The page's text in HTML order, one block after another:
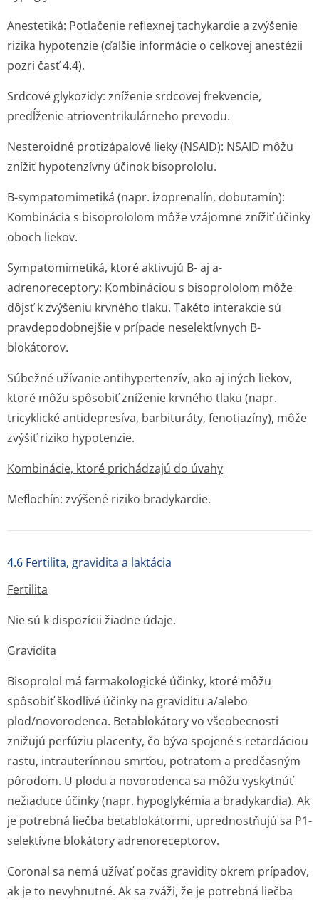
Anestetiká: Potlačenie reflexnej tachykardie a zvýšenie
rizika hypotenzie (ďalšie informácie o celkovej anestézii
pozri časť 4.4).
Srdcové glykozidy: zníženie srdcovej frekvencie,
predĺženie atrioventriku­lárneho prevodu.
Nesteroidné protizápalové lieky (NSAID): NSAID môžu
znížiť hypotenzívny účinok bisoprololu.
B-sympatomimetiká (napr. izoprenalín, dobutamín):
Kombinácia s bisoprololom môže vzájomne znížiť účinky
oboch liekov.
Sympatomimetiká, ktoré aktivujú B- aj a-
adrenoreceptory: Kombináciou s bisoprololom môže
dôjsť k zvýšeniu krvného tlaku. Takéto interakcie sú
pravdepodobnejšie v prípade neselektívnych B-
blokátorov.
Súbežné užívanie antihypertenzív, ako aj iných liekov,
ktoré môžu spôsobiť zníženie krvného tlaku (napr.
tricyklické antidepresíva, barbituráty, fenotiazíny), môže
zvýšiť riziko hypotenzie.
Kombinácie, ktoré prichádzajú do úvahy
Meflochín: zvýšené riziko bradykardie.
4.6 Fertilita, gravidita a laktácia
Fertilita
Nie sú k dispozícii žiadne údaje.
Gravidita
Bisoprolol má farmakologické účinky, ktoré môžu
spôsobiť škodlivé účinky na graviditu a/alebo
plod/novorodenca. Betablokátory vo všeobecnosti
znižujú perfúziu placenty, čo býva spojené s retardáciou
rastu, intrauterínnou smrťou, potratom a predčasným
pôrodom. U plodu a novorodenca sa môžu vyskytnúť
nežiaduce účinky (napr. hypoglykémia a bradykardia). Ak
je potrebná liečba betablokátormi, uprednostňujú sa P1-
selektívne blokátory adrenoreceptorov.
Coronal sa nemá užívať počas gravidity okrem prípadov,
ak je to nevyhnutné. Ak sa zváži, že je potrebná liečba